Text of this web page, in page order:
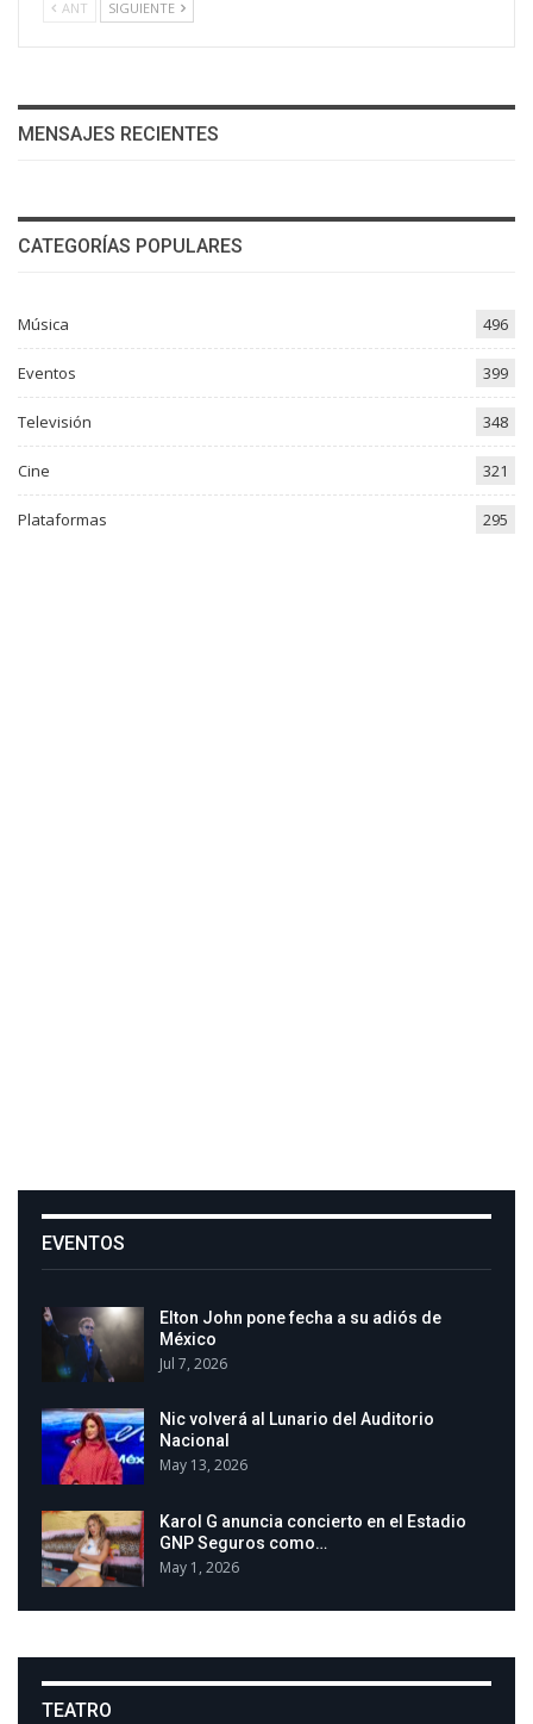
ANT SIGUIENTE
MENSAJES RECIENTES
CATEGORÍAS POPULARES
Música 496
Eventos 399
Televisión 348
Cine 321
Plataformas 295
EVENTOS
Elton John pone fecha a su adiós de
México
Jul 7, 2026
Nic volverá al Lunario del Auditorio
Nacional
May 13, 2026
Karol G anuncia concierto en el Estadio
GNP Seguros como…
May 1, 2026
TEATRO